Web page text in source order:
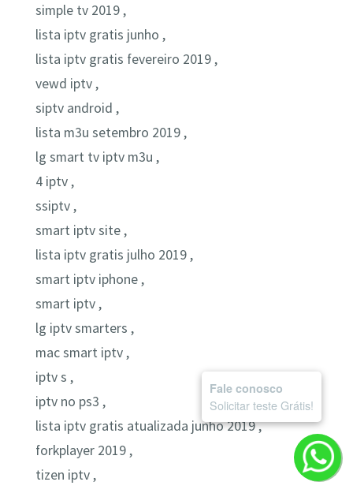
simple tv 2019 ,
lista iptv gratis junho ,
lista iptv gratis fevereiro 2019 ,
vewd iptv ,
siptv android ,
lista m3u setembro 2019 ,
lg smart tv iptv m3u ,
4 iptv ,
ssiptv ,
smart iptv site ,
lista iptv gratis julho 2019 ,
smart iptv iphone ,
smart iptv ,
lg iptv smarters ,
mac smart iptv ,
iptv s ,
iptv no ps3 ,
lista iptv gratis atualizada junho 2019 ,
forkplayer 2019 ,
tizen iptv ,
Fale conosco
Solicitar teste Grátis!